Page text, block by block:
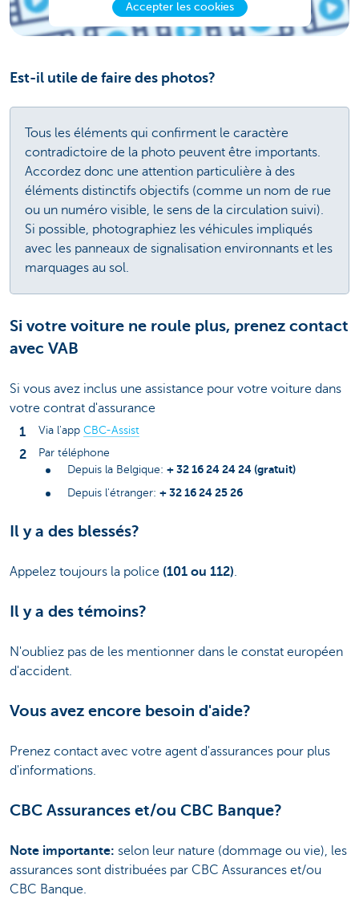
Accepter les cookies
Est-il utile de faire des photos?
Tous les éléments qui confirment le caractère
contradictoire de la photo peuvent être importants.
Accordez donc une attention particulière à des
éléments distinctifs objectifs (comme un nom de rue
ou un numéro visible, le sens de la circulation suivi).
Si possible, photographiez les véhicules impliqués
avec les panneaux de signalisation environnants et les
marquages au sol.
Si votre voiture ne roule plus, prenez contact
avec VAB
Si vous avez inclus une assistance pour votre voiture dans
votre contrat d'assurance
Via l'app CBC-Assist
Par téléphone
Depuis la Belgique: + 32 16 24 24 24 (gratuit)
Depuis l'étranger: + 32 16 24 25 26
Il y a des blessés?
Appelez toujours la police (101 ou 112).
Il y a des témoins?
N'oubliez pas de les mentionner dans le constat européen
d'accident.
Vous avez encore besoin d'aide?
Prenez contact avec votre agent d'assurances pour plus
d'informations.
CBC Assurances et/ou CBC Banque?
Note importante: selon leur nature (dommage ou vie), les
assurances sont distribuées par CBC Assurances et/ou
CBC Banque.